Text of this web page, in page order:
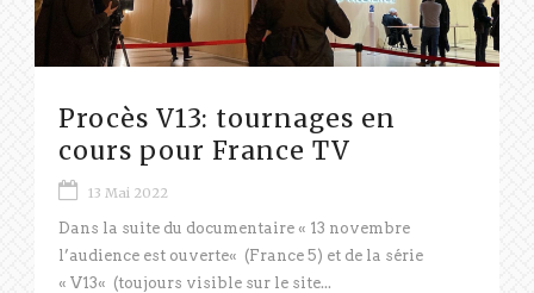
Procès V13: tournages en
cours pour France TV
13 Mai 2022
Dans la suite du documentaire « 13 novembre
l’audience est ouverte« (France 5) et de la série
« V13« (toujours visible sur le site...